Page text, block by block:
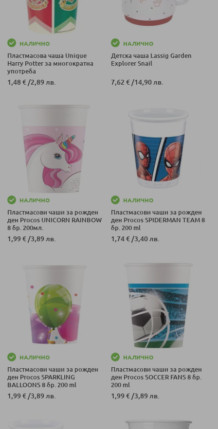
НАЛИЧНО
Пластмасова чаша Unique
Harry Potter за многократна
употреба
1,48 € /2,89 лв.
НАЛИЧНО
Детска чаша Lassig Garden
Explorer Snail
7,62 € /14,90 лв.
НАЛИЧНО
Пластмасови чаши за рожден
ден Procos UNICORN RAINBOW
8 бр. 200мл.
1,99 €/3,89 лв.
НАЛИЧНО
Пластмасови чаши за рожден
ден Procos SPIDERMAN TEAM 8
бр. 200 ml
1,74 €/3,40 лв.
НАЛИЧНО
Пластмасови чаши за рожден
ден Procos SPARKLING
BALLOONS 8 бр. 200 ml
1,99 € /3,89 лв.
НАЛИЧНО
Пластмасови чаши за рожден
ден Procos SOCCER FANS 8 бр.
200 ml
1,99 € /3,89 лв.